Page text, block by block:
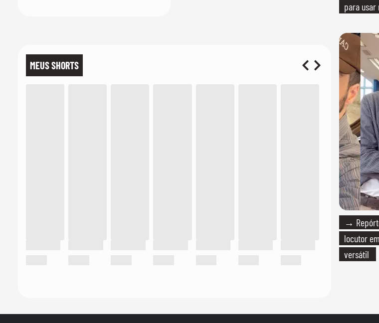
para usar
→
locutor
versátil
MEUS SHORTS